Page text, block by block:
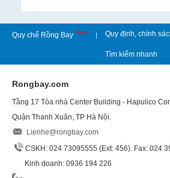
Quy chế Rồng Bay New | Quy định, chính
Tìm kiếm nhanh
Rongbay.com
Tầng 17 Tòa nhà Center Building - Hapulico
Quận Thanh Xuân, TP Hà Nội.
Lienhe@rongbay.com
CSKH: 024 73095555 (Ext: 456). Fax: 024
Kinh doanh: 0936 194 226